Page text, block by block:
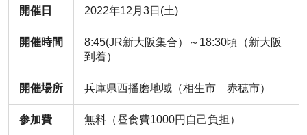
開催日 2022年12月3日(土)
開催時間
8:45(JR新大阪集合）～18:30頃（新大阪
到着）
開催場所 兵庫県西播磨地域（相生市 赤穂市）
参加費 無料（昼食費1000円自己負担）